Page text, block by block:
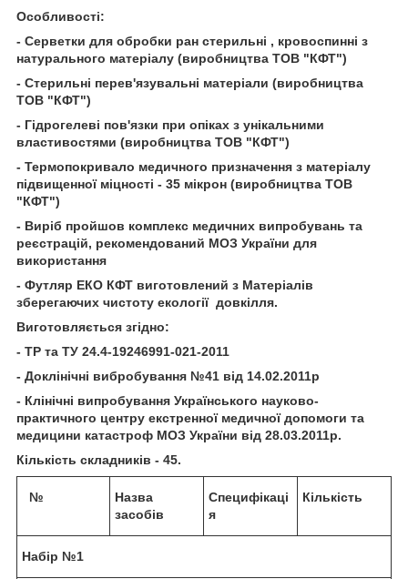
Особливості:
- Серветки для обробки ран стерильні , кровоспинні з
натурального матеріалу (виробництва ТОВ "КФТ")
- Стерильні перев'язувальні матеріали (виробництва
ТОВ "КФТ")
- Гідрогелеві пов'язки при опіках з унікальними
властивостями (виробництва ТОВ "КФТ")
- Термопокривало медичного призначення з матеріалу
підвищенної міцності - 35 мікрон (виробництва ТОВ
"КФТ")
- Виріб пройшов комплекс медичних випробувань та
реєстрацій, рекомендований МОЗ України для
використання
- Футляр ЕКО КФТ виготовлений з Матеріалів
зберегаючих чистоту екології довкілля.
Виготовляється згідно:
- ТР та ТУ 24.4-19246991-021-2011
- Доклінічні вибробування №41 від 14.02.2011р
- Клінічні випробування Українського науково-
практичного центру екстренної медичної допомоги та
медицини катастроф МОЗ України від 28.03.2011р.
Кількість складників - 45.
№
Назва
засобів
Специфікаці
я
Кількість
Набір №1